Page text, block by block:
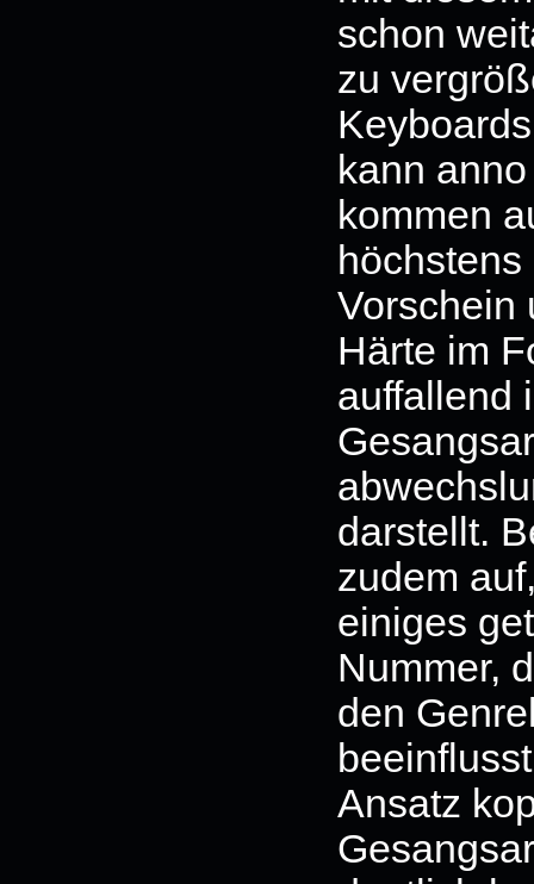
schon
zu
kann
kommen
Vorschein
Härte im
auffallend
darstellt.
zudem
einiges
Nummer,
den
Ansatz